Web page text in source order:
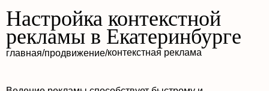
Настройка контекстной
рекламы в Екатеринбурге
главная/продвижение/контекстная реклама